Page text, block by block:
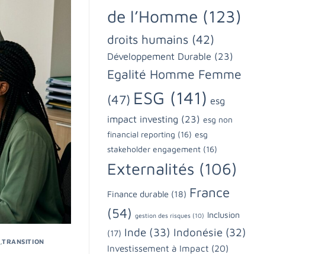
,TRANSITION
de l’Homme (123)
droits humains (42)
Développement Durable (23)
Egalité Homme Femme
(47) ESG (141) esg
impact investing (23) esg non
financial reporting (16) esg
stakeholder engagement (16)
Externalités (106)
Finance durable (18) France
(54) gestion des risques (10) Inclusion
(17) Inde (33) Indonésie (32)
Investissement à Impact (20)